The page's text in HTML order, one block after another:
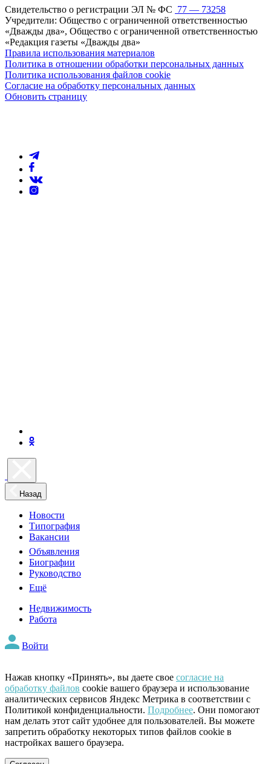
Свидетельство о регистрации ЭЛ № ФС 77 — 73258
Учредители: Общество с ограниченной ответственностью
«Дважды два», Общество с ограниченной ответственностью
«Редакция газеты «Дважды два»
Правила использования материалов
Политика в отношении обработки персональных данных
Политика использования файлов cookie
Согласие на обработку персональных данных
Обновить страницу
Назад
Новости
Типография
Вакансии
Объявления
Биографии
Руководство
Ещё
Недвижимость
Работа
Войти
Нажав кнопку «Принять», вы даете свое согласие на
обработку файлов cookie вашего браузера и использование
аналитических сервисов Яндекс Метрика в соответствии с
Политикой конфиденциальности. Подробнее. Они помогают
нам делать этот сайт удобнее для пользователей. Вы можете
запретить обработку некоторых типов файлов cookie в
настройках вашего браузера.